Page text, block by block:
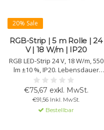
20% Sale
RGB-Strip | 5 m Rolle | 24
V | 18 W/m | IP20
RGB LED-Strip 24 V, 18 W/m, 550
lm ±10 %, IP20. Lebensdauer
>50.000 h, 102 Chips/m, 5-m-
Rolle, 3M-Klebeband für
einfache Montage. Flexibel für
Stimmungsbeleuchtung.
€75,67 exkl. MwSt.
€91,56 Inkl. MwSt.
Bestellbar